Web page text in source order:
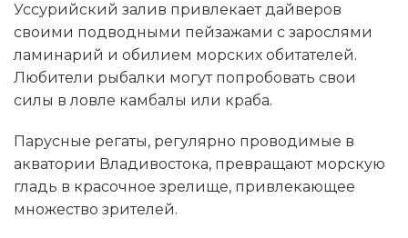
Уссурийский залив привлекает дайверов
своими подводными пейзажами с зарослями
ламинарий и обилием морских обитателей.
Любители рыбалки могут попробовать свои
силы в ловле камбалы или краба.
Парусные регаты, регулярно проводимые в
акватории Владивостока, превращают морскую
гладь в красочное зрелище, привлекающее
множество зрителей.